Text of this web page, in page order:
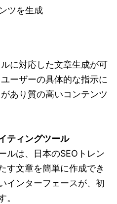
ツを生成
に対応した文章生成が可
ーザーの具体的な指示に
あり質の高いコンテンツ
ティングツール
ルは、日本のSEOトレン
す文章を簡単に作成でき
インターフェースが、初
。